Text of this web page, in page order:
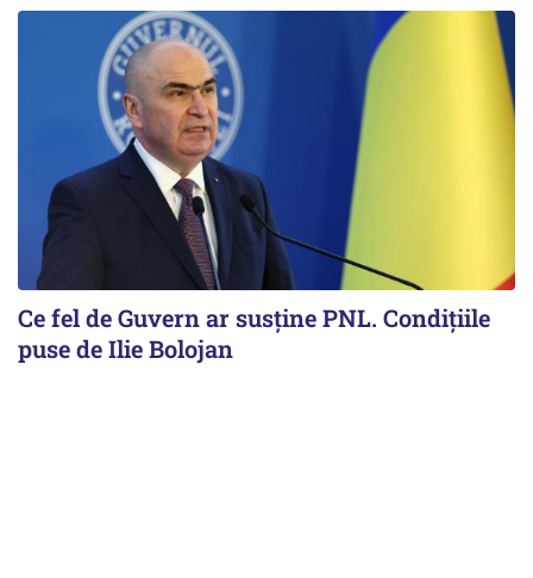
Ce fel de Guvern ar susține PNL. Condițiile
puse de Ilie Bolojan